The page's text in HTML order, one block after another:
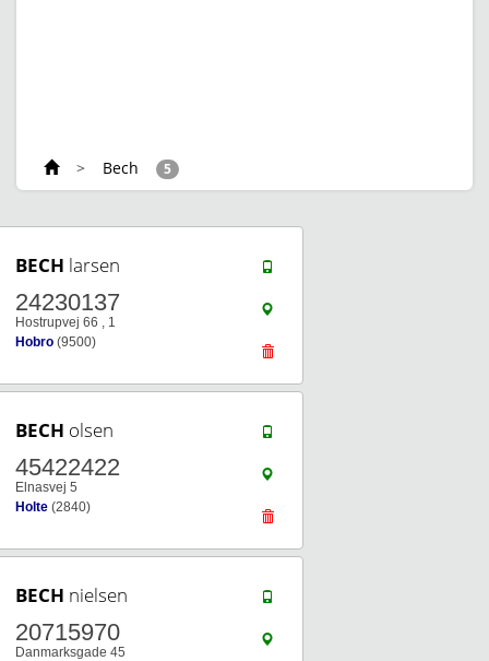
> Bech 5
BECH larsen
24230137
Hostrupvej 66 , 1
Hobro (9500)
BECH olsen
45422422
Elnasvej 5
Holte (2840)
BECH nielsen
20715970
Danmarksgade 45